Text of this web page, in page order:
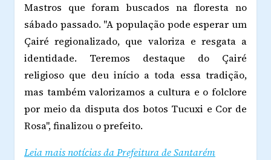
Mastros que foram buscados na floresta no
sábado passado. "A população pode esperar um
Çairé regionalizado, que valoriza e resgata a
identidade. Teremos destaque do Çairé
religioso que deu início a toda essa tradição,
mas também valorizamos a cultura e o folclore
por meio da disputa dos botos Tucuxi e Cor de
Rosa", finalizou o prefeito.
Leia mais notícias da Prefeitura de Santarém